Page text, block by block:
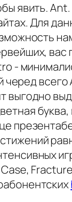
явить.
Для
-
черед
выгодно